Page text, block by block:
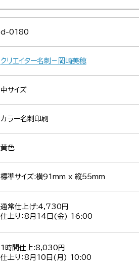
d-0180
クリエイター名刺－岡崎美穂
中サイズ
カラー名刺印刷
黄色
標準サイズ:横91mm x 縦55mm
通常仕上げ:4,730円
仕上り：8月14日(金) 16:00
1時間仕上:8,030円
仕上り：8月10日(月) 10:00